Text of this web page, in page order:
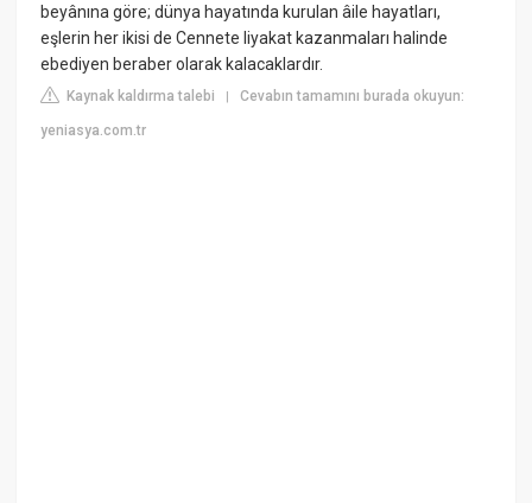
beyânına göre; dünya hayatında kurulan âile hayatları,
eşlerin her ikisi de Cennete liyakat kazanmaları halinde
ebediyen beraber olarak kalacaklardır.
Kaynak kaldırma talebi |Cevabın tamamını burada okuyun:
yeniasya.com.tr